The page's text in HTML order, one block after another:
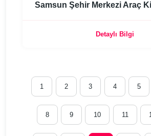
Samsun Şehir Merkezi Araç
Detaylı Bilgi
1 2 3 4 5
8 9 10 11